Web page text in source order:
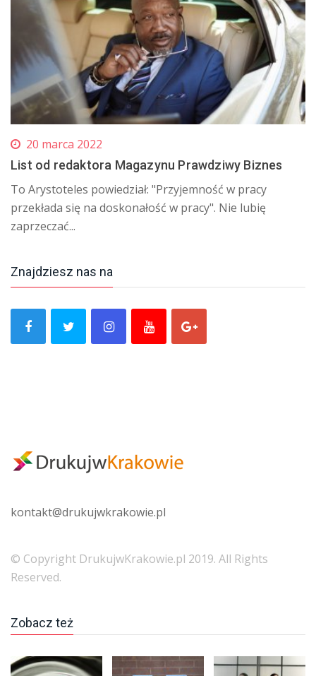
20 marca 2022
List od redaktora Magazynu Prawdziwy Biznes
To Arystoteles powiedział: "Przyjemność w pracy
przekłada się na doskonałość w pracy". Nie lubię
zaprzeczać...
Znajdziesz nas na
kontakt@drukujwkrakowie.pl
© Copyright DrukujwKrakowie.pl 2019. All Rights
Reserved.
Zobacz też